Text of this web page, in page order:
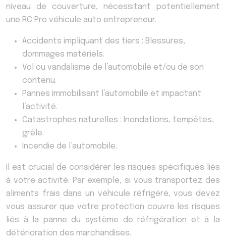
niveau de couverture, nécessitant potentiellement
une RC Pro véhicule auto entrepreneur.
Accidents impliquant des tiers : Blessures,
dommages matériels.
Vol ou vandalisme de l’automobile et/ou de son
contenu.
Pannes immobilisant l’automobile et impactant
l’activité.
Catastrophes naturelles : Inondations, tempêtes,
grêle.
Incendie de l’automobile.
Il est crucial de considérer les risques spécifiques liés
à votre activité. Par exemple, si vous transportez des
aliments frais dans un véhicule réfrigéré, vous devez
vous assurer que votre protection couvre les risques
liés à la panne du système de réfrigération et à la
détérioration des marchandises.